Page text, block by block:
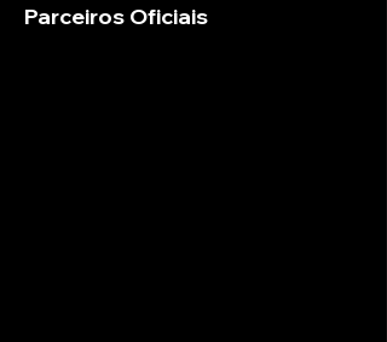
Parceiros Oficiais